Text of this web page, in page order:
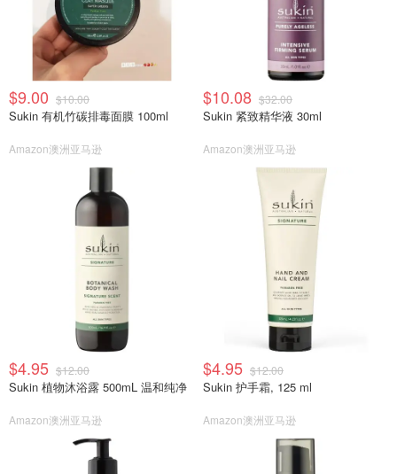
$9.00 $10.00
Sukin 有机竹碳排毒面膜 100ml
Amazon澳洲亚马逊
$10.08 $32.00
Sukin 紧致精华液 30ml
Amazon澳洲亚马逊
$4.95 $12.00
Sukin 植物沐浴露 500mL 温和纯净
Amazon澳洲亚马逊
$4.95 $12.00
Sukin 护手霜, 125 ml
Amazon澳洲亚马逊